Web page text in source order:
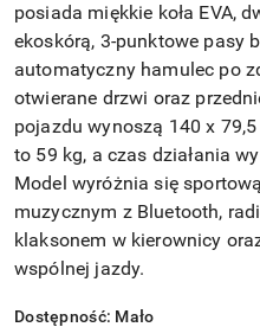
posiada miękkie koła EVA,
ekoskórą, 3-punktowe pasy
automatyczny hamulec po
otwierane drzwi oraz
pojazdu wynoszą 140 x
to 59 kg, a czas działania
Model wyróżnia się
muzycznym z Bluetooth,
klaksonem w kierownicy
wspólnej jazdy.
Dostępność: Mało